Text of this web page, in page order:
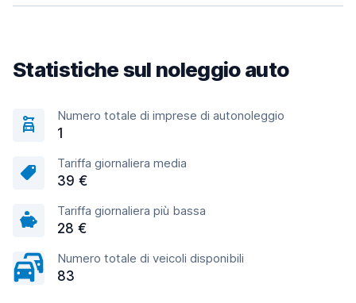
Statistiche sul noleggio auto
Numero totale di imprese di autonoleggio
1
Tariffa giornaliera media
39 €
Tariffa giornaliera più bassa
28 €
Numero totale di veicoli disponibili
83